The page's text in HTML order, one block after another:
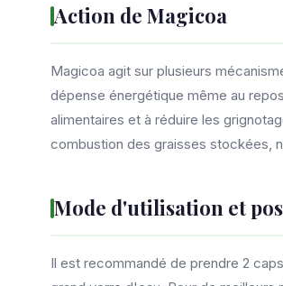
Action de Magicoa
Magicoa agit sur plusieurs
dépense énergétique même au
alimentaires et à réduire les
combustion des graisses stockées,
Mode d'utilisation et
Il est recommandé de prendre 2